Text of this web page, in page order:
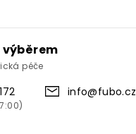
výběrem
péče
info@fubo.cz